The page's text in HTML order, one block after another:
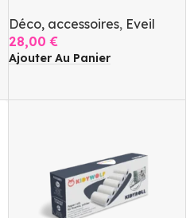
Déco, accessoires, Eveil
28,00€
Ajouter Au Panier